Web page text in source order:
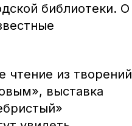
библиотеки. О
чтение из творений
выставка